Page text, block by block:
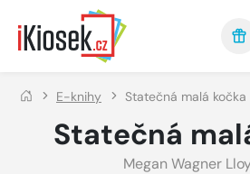
Přejít na hlavní obsah
E-knihy Statečná malá kočka
Statečná
Megan Wagner